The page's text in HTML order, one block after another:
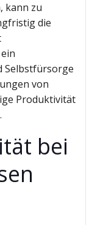
kann zu
die
Selbstfürsorge
von
Produktivität
bei